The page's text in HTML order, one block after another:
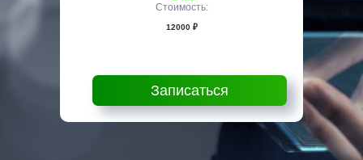
Стоимость:
12000 ₽
Записаться